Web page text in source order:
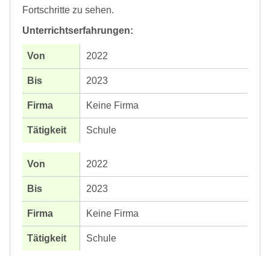
Fortschritte zu sehen.
Unterrichtserfahrungen:
2022
2023
Keine Firma
Schule
2022
2023
Keine Firma
Schule